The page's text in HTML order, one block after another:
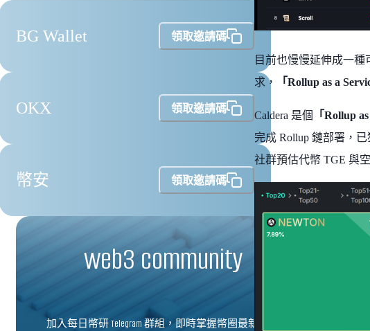
BG Wallet 領取邀請碼
OKX 領取邀請碼
幣安 領取邀請碼
web3 community
加入每日幣研 Telegram 群組，即時掌握幣圈最新資訊
目前也慢慢延伸成一
求，
「Rollup as a
Caldera 是個 「Rollup
完成 Rollup 鏈部署，
社群預估代幣 TGE 與